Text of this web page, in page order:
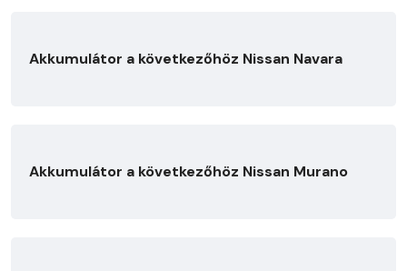
Akkumulátor a következőhöz Nissan Navara
Akkumulátor a következőhöz Nissan Murano